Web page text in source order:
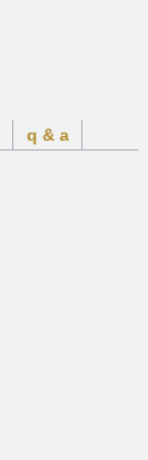
q & a